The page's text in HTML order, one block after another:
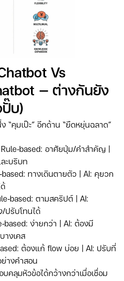
Vs
— ต่างกันยัง
ปั๊บ)
“คุมเป๊ะ” อีกด้าน “ยืดหยุ่นฉลาด”
อาศัยปุ่ม/คำสำคัญ |
ะบริบท
ทางเดินตายตัว | AI: คุยวก
ตามสคริปต์ | AI:
/ปรับโทนได้
ง่ายกว่า | AI: ต้องมี
างเคส
ต้องแก้ flow บ่อย | AI: ปรับที่
างคำสอน
คลุมหัวข้อได้กว้างกว่าเมื่อเชื่อม